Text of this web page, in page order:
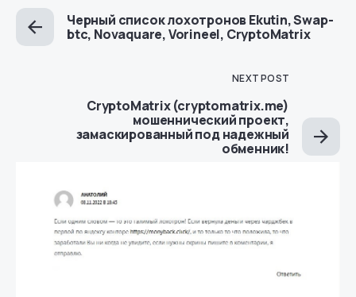
Черный список лохотронов Ekutin, Swap-
btc, Novaquare, Vorineel, CryptoMatrix
NEXT POST
CryptoMatrix (cryptomatrix.me)
мошеннический проект,
замаскированный под надежный
обменник!